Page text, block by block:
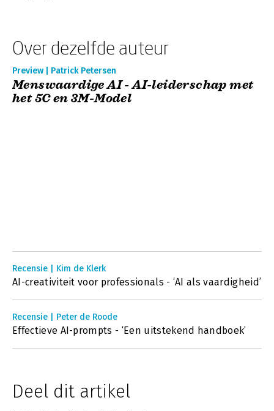
Over dezelfde auteur
Preview | Patrick Petersen
Menswaardige AI - AI-leiderschap met
het 5C en 3M-Model
Recensie | Kim de Klerk
AI-creativiteit voor professionals - ‘AI als vaardigheid’
Recensie | Peter de Roode
Effectieve AI-prompts - ‘Een uitstekend handboek’
Deel dit artikel